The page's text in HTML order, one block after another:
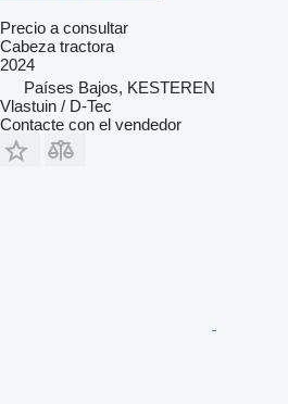
Precio a consultar
Cabeza tractora
2024
Países Bajos, KESTEREN
Vlastuin / D-Tec
Contacte con el vendedor